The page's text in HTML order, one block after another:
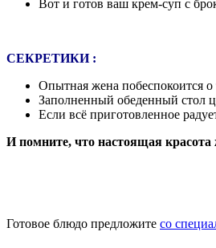
Вот и готов ваш крем-суп с
СЕКРЕТИКИ :
Опытная жена побеспокоится
Заполненный обеденный стол
Если всё приготовленное
И помните, что настоящая
Готовое блюдо предложите со